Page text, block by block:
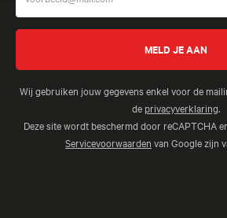
Wij gebruiken jouw gegevens enkel voor de
de privacyverklaring.
Deze site wordt beschermd door reCAPTCHA
Servicevoorwaarden van Google zijn